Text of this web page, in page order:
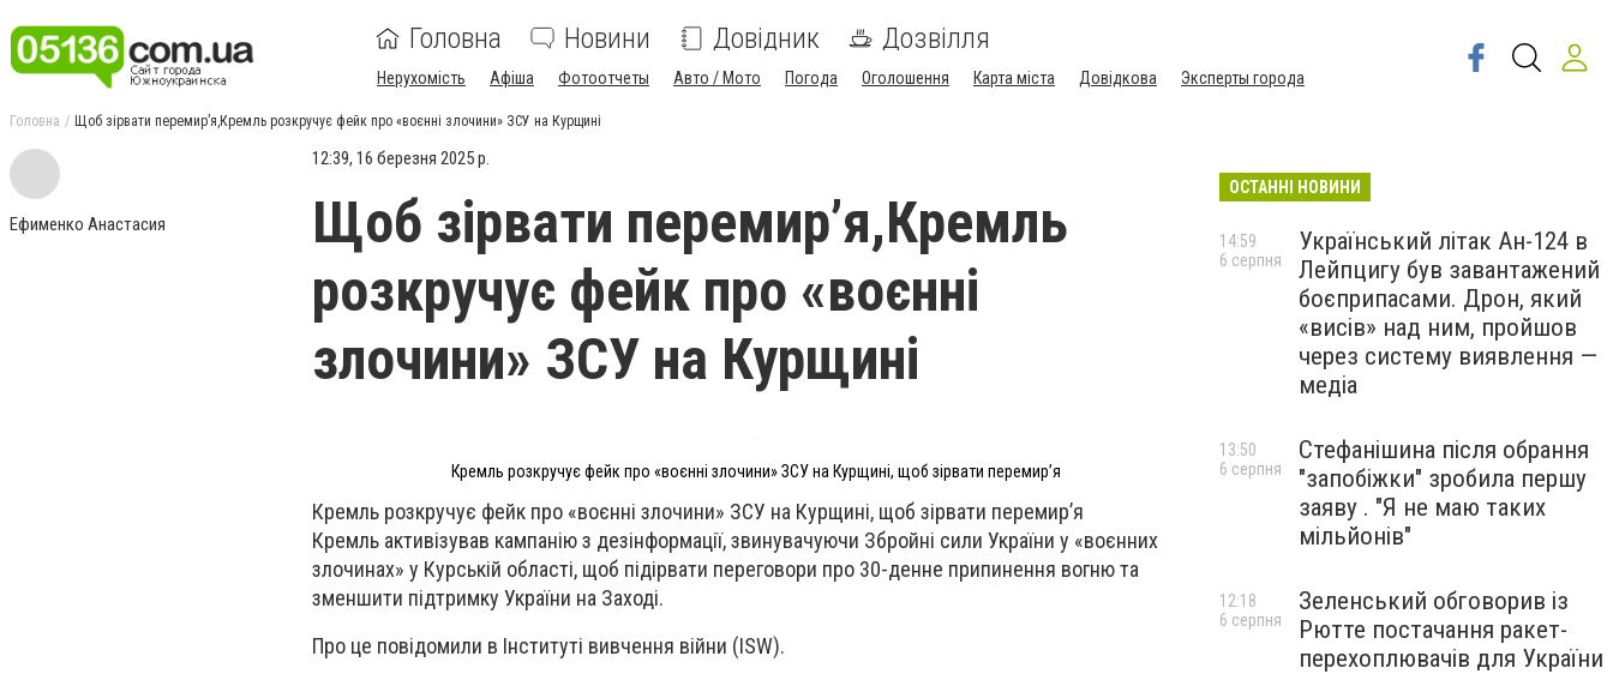
Головна Новини Довідник Дозвілля
Нерухомість Афіша Фотоотчеты Авто / Мото Погода Оголошення Карта міста Довідкова Эксперты города
Головна Щоб зірвати перемир’я,Кремль розкручує фейк про «воєнні злочини» ЗСУ на Курщині
Ефименко Анастасия
12:39, 16 березня 2025 р.
Щоб зірвати перемир’я,Кремль
розкручує фейк про «воєнні
злочини» ЗСУ на Курщині
Кремль розкручує фейк про «воєнні злочини» ЗСУ на Курщині, щоб зірвати перемир’я
Кремль розкручує фейк про «воєнні злочини» ЗСУ на Курщині, щоб зірвати перемир’я
Кремль активізував кампанію з дезінформації, звинувачуючи Збройні сили України у «воєнних
злочинах» у Курській області, щоб підірвати переговори про 30-денне припинення вогню та
зменшити підтримку України на Заході.
Про це повідомили в Інституті вивчення війни (ISW).
ОСТАННІ НОВИНИ
Український літак Ан-124 в
Лейпцигу був завантажений
боєприпасами. Дрон, який
«висів» над ним, пройшов
через систему виявлення —
медіа
14:59
6 серпня
Стефанішина після обрання
"запобіжки" зробила першу
заяву . "Я не маю таких
мільйонів"
13:50
6 серпня
Зеленський обговорив із
Рютте постачання ракет-
перехоплювачів для України
12:18
6 серпня